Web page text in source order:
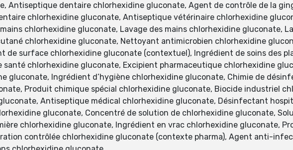
Antiseptique dentaire chlorhexidine gluconate, Agent de contrôle de la
chlorhexidine gluconate, Antiseptique vétérinaire chlorhexidine
chlorhexidine gluconate, Lavage des mains chlorhexidine gluconate,
chlorhexidine gluconate, Nettoyant antimicrobien chlorhexidine
de surface chlorhexidine gluconate (contextuel), Ingrédient de soins des
santé chlorhexidine gluconate, Excipient pharmaceutique chlorhexidine
gluconate, Ingrédient d’hygiène chlorhexidine gluconate, Chimie de
Produit chimique spécial chlorhexidine gluconate, Biocide industriel
Antiseptique médical chlorhexidine gluconate, Désinfectant
gluconate, Concentré de solution de chlorhexidine gluconate,
chlorhexidine gluconate, Ingrédient en vrac chlorhexidine gluconate,
contrôlée chlorhexidine gluconate (contexte pharma), Agent anti-